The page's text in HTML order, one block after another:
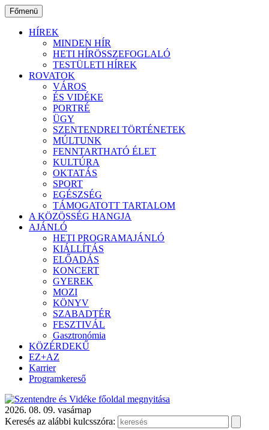
Ugrás
a
tartalomhoz
Főmenü
HÍREK
MINDEN HÍR
HETI HÍRÖSSZEFOGLALÓ
TESTÜLETI HÍREK
ROVATOK
VÁROS
ÉS VIDÉKE
PORTRÉ
ÜGY
SZENTENDREI TÖRTÉNETEK
MÚLTUNK
FENNTARTHATÓ ÉLET
KULTÚRA
OKTATÁS
SPORT
EGÉSZSÉG
TÁMOGATOTT TARTALOM
A KÖZÖSSÉG HANGJA
AJÁNLÓ
HETI PROGRAMAJÁNLÓ
KIÁLLÍTÁS
ELŐADÁS
KONCERT
GYEREK
MOZI
KÖNYV
SZABADTÉR
FESZTIVÁL
Gasztronómia
KÖZÉRDEKŰ
EZ+AZ
Karrier
Programkereső
2026. 08. 09. vasárnap
Keresés az alábbi kulcsszóra: